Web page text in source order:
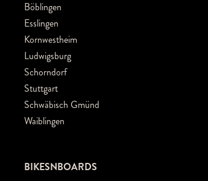
Böblingen
Esslingen
Kornwestheim
Ludwigsburg
Schorndorf
Stuttgart
Schwäbisch Gmünd
Waiblingen
BIKESNBOARDS